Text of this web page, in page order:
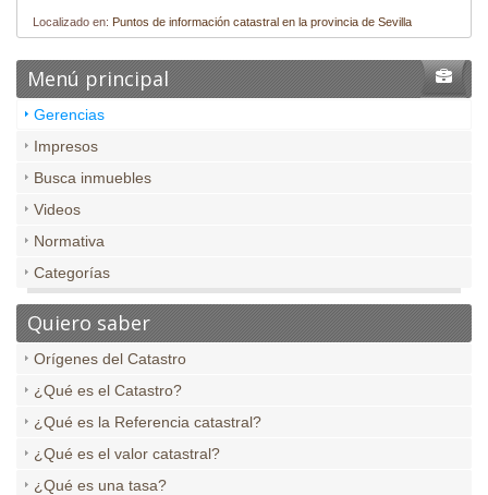
Localizado en: Puntos de información catastral en la provincia de Sevilla
Menú principal
Gerencias
Impresos
Busca inmuebles
Videos
Normativa
Categorías
Quiero saber
Orígenes del Catastro
¿Qué es el Catastro?
¿Qué es la Referencia catastral?
¿Qué es el valor catastral?
¿Qué es una tasa?